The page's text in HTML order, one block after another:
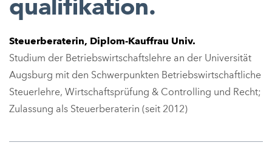
Steuerberaterin, Diplom-Kauffrau Univ.
Studium der Betriebswirtschaftslehre an der Universität
Augsburg mit den Schwerpunkten Betriebswirtschaftliche
Steuerlehre, Wirtschaftsprüfung & Controlling und Recht;
Zulassung als Steuerberaterin (seit 2012)